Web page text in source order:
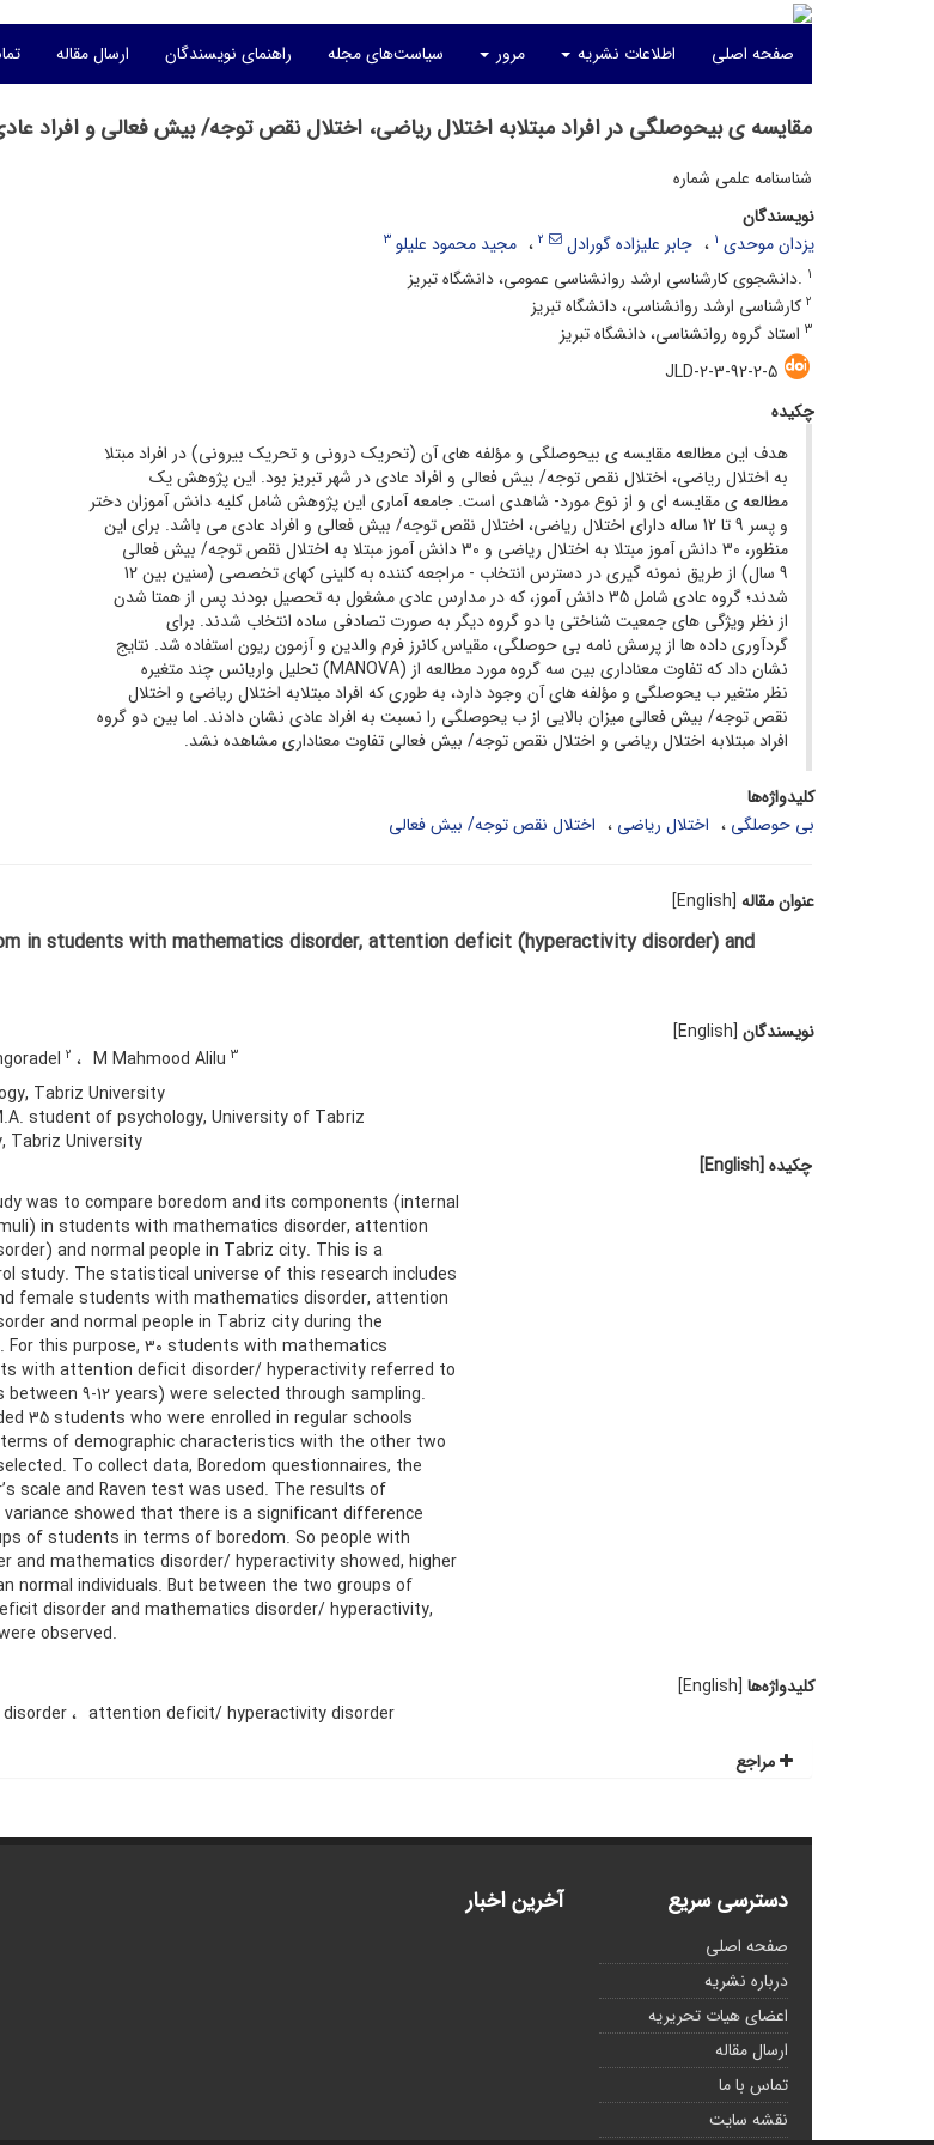
صفحه اصلی اطلاعات نشریه مرور سیاست‌های مجله راهنمای نویسندگان ارسال مقاله
مقایسه ی بیحوصلگی در افراد مبتلابه اختلال ریاضی، اختلال نقص توجه/ بیش فعالی و افراد
شناسنامه علمی شماره
نویسندگان
یزدان موحدی 1 جابر علیزاده گورادل 2 مجید محمود علیلو 3
1 .دانشجوی کارشناسی ارشد روانشناسی عمومی، دانشگاه تبریز
2 کارشناسی ارشد روانشناسی، دانشگاه تبریز
3 استاد گروه روانشناسی، دانشگاه تبریز
JLD-2-3-92-2-5
چکیده
هدف این مطالعه مقایسه ی بیحوصلگی و مؤلفه های آن (تحریک درونی و تحریک بیرونی) در افراد مبتلا
به اختلال ریاضی، اختلال نقص توجه/ بیش فعالی و افراد عادی در شهر تبریز بود. این پژوهش یک
مطالعه ی مقایسه ای و از نوع مورد- شاهدی است. جامعه آماری این پژوهش شامل کلیه دانش آموزان دختر
و پسر 9 تا 12 ساله دارای اختلال ریاضی، اختلال نقص توجه/ بیش فعالی و افراد عادی می باشد. برای این
منظور، 30 دانش آموز مبتلا به اختلال ریاضی و 30 دانش آموز مبتلا به اختلال نقص توجه/ بیش فعالی
9 سال) از طریق نمونه گیری در دسترس انتخاب - مراجعه کننده به کلینی کهای تخصصی (سنین بین 12
شدند؛ گروه عادی شامل 35 دانش آموز، که در مدارس عادی مشغول به تحصیل بودند پس از همتا شدن
از نظر ویژگی های جمعیت شناختی با دو گروه دیگر به صورت تصادفی ساده انتخاب شدند. برای
گردآوری داده ها از پرسش نامه بی حوصلگی، مقیاس کانرز فرم والدین و آزمون ریون استفاده شد. نتایج
نشان داد که تفاوت معناداری بین سه گروه مورد مطالعه از (MANOVA) تحلیل واریانس چند متغیره
نظر متغیر ب یحوصلگی و مؤلفه های آن وجود دارد، به طوری که افراد مبتلابه اختلال ریاضی و اختلال
نقص توجه/ بیش فعالی میزان بالایی از ب یحوصلگی را نسبت به افراد عادی نشان دادند. اما بین دو گروه
افراد مبتلابه اختلال ریاضی و اختلال نقص توجه/ بیش فعالی تفاوت معناداری مشاهده نشد.
کلیدواژه‌ها
بی حوصلگی
اختلال ریاضی اختلال نقص توجه/ بیش فعالی
عنوان مقاله [English]
in students with mathematics disorder, attention deficit (hyperactivity disorder) and
نویسندگان [English]
2 M Mahmood Alilu 3
Tabriz University
student of psychology, University of Tabriz
Tabriz University
چکیده [English]
was to compare boredom and its components (internal
in students with mathematics disorder, attention
and normal people in Tabriz city. This is a
study. The statistical universe of this research includes
female students with mathematics disorder, attention
and normal people in Tabriz city during the
For this purpose, 30 students with mathematics
with attention deficit disorder/ hyperactivity referred to
between 9-12 years) were selected through sampling.
35 students who were enrolled in regular schools
of demographic characteristics with the other two
To collect data, Boredom questionnaires, the
scale and Raven test was used. The results of
showed that there is a significant difference
of students in terms of boredom. So people with
and mathematics disorder/ hyperactivity showed, higher
normal individuals. But between the two groups of
disorder and mathematics disorder/ hyperactivity,
observed.
کلیدواژه‌ها [English]
attention deficit/ hyperactivity disorder
مراجع
دسترسی سریع
صفحه اصلی
درباره نشریه
اعضای هیات تحریریه
ارسال مقاله
تماس با ما
نقشه سایت
آخرین اخبار